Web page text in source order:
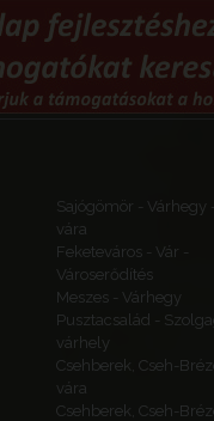
Sajógömör - Várhegy
vára
Feketeváros - Vár -
Városerődítés
Meszes - Várhegy
Pusztacsalád -
várhely
Csehberek, Cseh-
vára
Csehberek, Cseh-